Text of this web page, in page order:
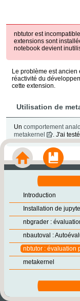
nbtutor est
extensions sont
notebook devient
Le problème est
réactivité du
cette extension.
Utilisation de
Un comportement
metakernel
. J'ai
Introduction
Installation de
nbgrader :
nbautoval :
nbtutor : évaluation
metakernel
Accueil